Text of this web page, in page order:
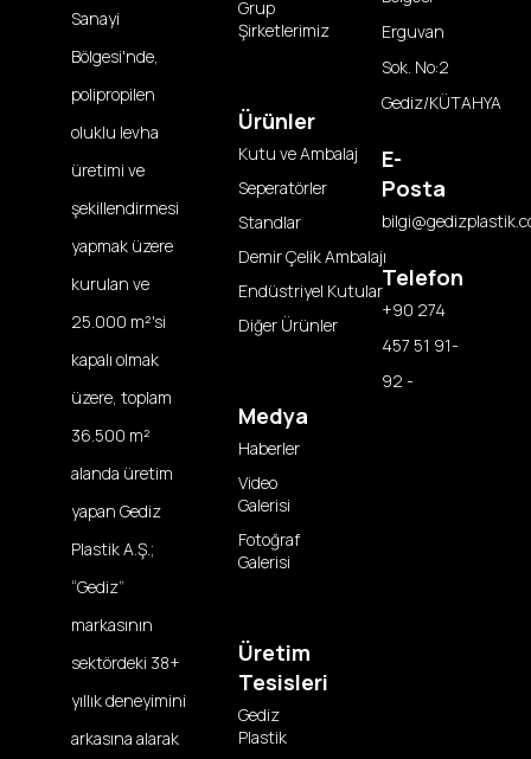
Sanayi
Bölgesi'nde,
polipropilen
oluklu levha
üretimi ve
şekillendirmesi
yapmak üzere
kurulan ve
25.000 m²'si
kapalı olmak
üzere, toplam
36.500 m²
alanda üretim
yapan Gediz
Plastik A.Ş.;
“Gediz”
markasının
sektördeki 38+
yıllık deneyimini
arkasına alarak
Grup
Şirketlerimiz
Ürünler
Kutu ve Ambalaj
Seperatörler
Standlar
Demir Çelik Ambalajı
Endüstriyel Kutular
Diğer Ürünler
Medya
Haberler
Video
Galerisi
Fotoğraf
Galerisi
Üretim
Tesisleri
Gediz
Plastik
Erguvan
Sok. No:2
Gediz/KÜTAHYA
E-
Posta
Telefon
+90 274
457 51 91-
92 -